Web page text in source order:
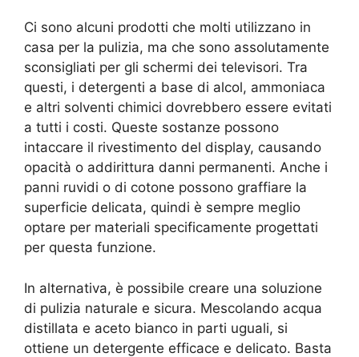
Ci sono alcuni prodotti che molti utilizzano in
casa per la pulizia, ma che sono assolutamente
sconsigliati per gli schermi dei televisori. Tra
questi, i detergenti a base di alcol, ammoniaca
e altri solventi chimici dovrebbero essere evitati
a tutti i costi. Queste sostanze possono
intaccare il rivestimento del display, causando
opacità o addirittura danni permanenti. Anche i
panni ruvidi o di cotone possono graffiare la
superficie delicata, quindi è sempre meglio
optare per materiali specificamente progettati
per questa funzione.
In alternativa, è possibile creare una soluzione
di pulizia naturale e sicura. Mescolando acqua
distillata e aceto bianco in parti uguali, si
ottiene un detergente efficace e delicato. Basta